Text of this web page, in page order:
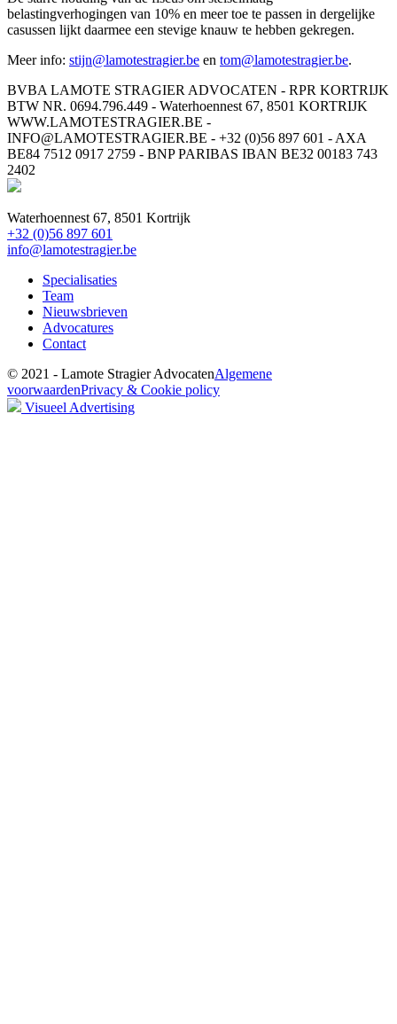
belastingverhogingen van 10% en meer toe te passen in dergelijke
casussen lijkt daarmee een stevige knauw te hebben gekregen.
Meer info: stijn@lamotestragier.be en tom@lamotestragier.be.
BVBA LAMOTE STRAGIER ADVOCATEN - RPR KORTRIJK
BTW NR. 0694.796.449 - Waterhoennest 67, 8501 KORTRIJK
WWW.LAMOTESTRAGIER.BE -
INFO@LAMOTESTRAGIER.BE - +32 (0)56 897 601 - AXA
BE84 7512 0917 2759 - BNP PARIBAS IBAN BE32 00183 743
2402
Waterhoennest 67, 8501 Kortrijk
+32 (0)56 897 601
info@lamotestragier.be
Specialisaties
Team
Nieuwsbrieven
Advocatures
Contact
© 2021 - Lamote Stragier AdvocatenAlgemene
voorwaardenPrivacy & Cookie policy
Visueel Advertising